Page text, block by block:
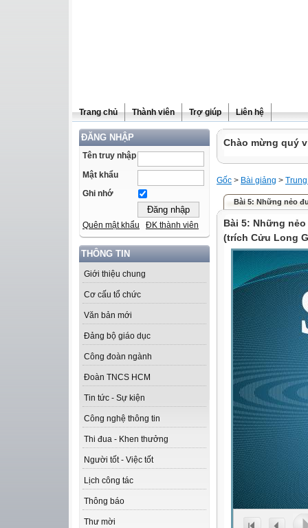
Trang chủ Thành viên Trợ giúp Liên hệ
ĐĂNG NHẬP
Tên truy nhập
Mật khẩu
Ghi nhớ
Quên mật khẩu ĐK thành viên
THÔNG TIN
Giới thiệu chung
Cơ cấu tổ chức
Văn bản mới
Đảng bộ giáo dục
Công đoàn ngành
Đoàn TNCS HCM
Tin tức - Sự kiện
Công nghệ thông tin
Thi đua - Khen thưởng
Người tốt - Việc tốt
Lịch công tác
Thông báo
Thư mời
Chào mừng quý
Gốc > Bài giảng >
Bài 5: Những nẻo
Bài 5: Những
(trích Cửu Long